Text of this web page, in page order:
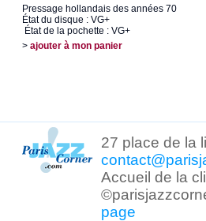
Pressage hollandais des années 70
État du disque : VG+
État de la pochette : VG+
> ajouter à mon panier
27 place de la
Accueil de la
page